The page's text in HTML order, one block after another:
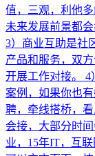
值，三观，利他
未来发展前景都
3）商业互助是社
产品和服务，双
开展工作对接。
案例，如果你也
聘，牵线搭桥，
会接，大部分时
业，15年IT，互